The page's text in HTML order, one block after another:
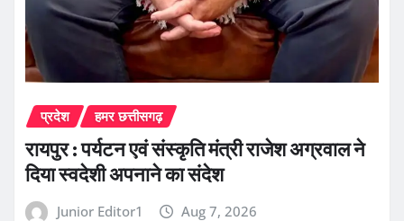
प्रदेश हमर छत्तीसगढ़
रायपुर : पर्यटन एवं संस्कृति मंत्री राजेश अग्रवाल ने
दिया स्वदेशी अपनाने का संदेश
Junior Editor1 Aug 7, 2026